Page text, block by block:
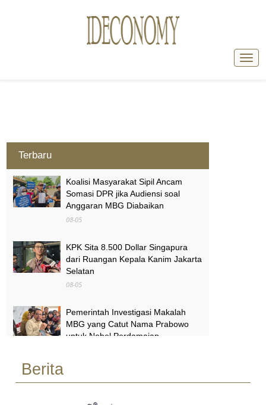
Terbaru
Koalisi Masyarakat Sipil Ancam
Somasi DPR jika Audiensi soal
Anggaran MBG Diabaikan
08-05
KPK Sita 8.500 Dollar Singapura
dari Ruangan Kepala Kanim Jakarta
Selatan
08-05
Pemerintah Investigasi Makalah
MBG yang Catut Nama Prabowo
untuk Nobel Perdamaian
Anak Sakit
Berita